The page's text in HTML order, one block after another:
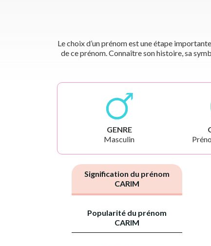
Le choix d’un prénom est une étape
de ce prénom. Connaître son histoire, sa
GENRE
Masculin
Signification du prénom
CARIM
Popularité du prénom
CARIM